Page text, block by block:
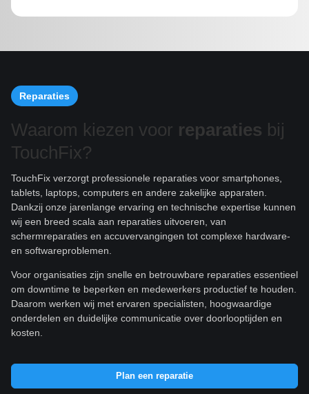
Reparaties
Waarom kiezen voor reparaties bij
TouchFix?
TouchFix verzorgt professionele reparaties voor smartphones,
tablets, laptops, computers en andere zakelijke apparaten.
Dankzij onze jarenlange ervaring en technische expertise kunnen
wij een breed scala aan reparaties uitvoeren, van
schermreparaties en accuvervangingen tot complexe hardware-
en softwareproblemen.
Voor organisaties zijn snelle en betrouwbare reparaties essentieel
om downtime te beperken en medewerkers productief te houden.
Daarom werken wij met ervaren specialisten, hoogwaardige
onderdelen en duidelijke communicatie over doorlooptijden en
kosten.
Plan een reparatie